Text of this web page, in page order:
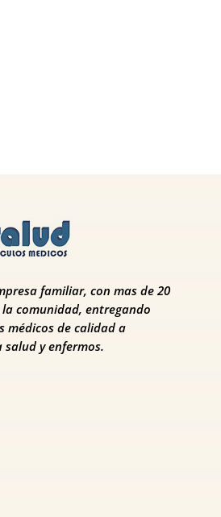
familiar, con mas de 20
comunidad, entregando
médicos de calidad a
y enfermos.